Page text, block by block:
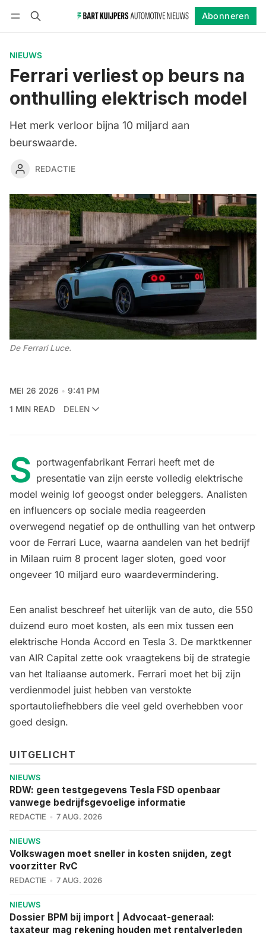
Abonneren
NIEUWS
Ferrari verliest op beurs na
onthulling elektrisch model
Het merk verloor bijna 10 miljard aan
beurswaarde.
REDACTIE
De Ferrari Luce.
MEI 26 2026
9:41 PM
1 MIN READ
DELEN
S portwagenfabrikant Ferrari heeft met de
presentatie van zijn eerste volledig elektrische
model weinig lof geoogst onder beleggers. Analisten
en influencers op sociale media reageerden
overwegend negatief op de onthulling van het ontwerp
voor de Ferrari Luce, waarna aandelen van het bedrijf
in Milaan ruim 8 procent lager sloten, goed voor
ongeveer 10 miljard euro waardevermindering.
Een analist beschreef het uiterlijk van de auto, die 550
duizend euro moet kosten, als een mix tussen een
elektrische Honda Accord en Tesla 3. De marktkenner
van AIR Capital zette ook vraagtekens bij de strategie
van het Italiaanse automerk. Ferrari moet het bij zijn
verdienmodel juist hebben van verstokte
sportautoliefhebbers die veel geld overhebben voor
goed design.
UITGELICHT
NIEUWS
RDW: geen testgegevens Tesla FSD openbaar
vanwege bedrijfsgevoelige informatie
REDACTIE 7 AUG. 2026
NIEUWS
Volkswagen moet sneller in kosten snijden, zegt
voorzitter RvC
REDACTIE 7 AUG. 2026
NIEUWS
Dossier BPM bij import | Advocaat-generaal:
taxateur mag rekening houden met rentalverleden